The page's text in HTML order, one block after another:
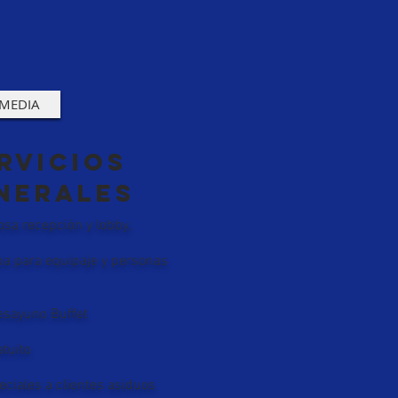
recepción y lobby,
para equipaje y personas
Buffet​
a clientes asiduos